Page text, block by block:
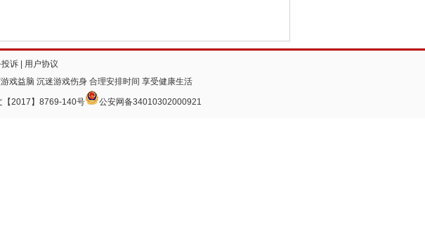
投诉
用户协议
戏益脑 沉迷游戏伤身 合理安排时间 享受健康生活
【2017】8769-140号 公安网备34010302000921